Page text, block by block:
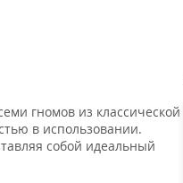
гномов из классической
в использовании.
собой идеальный